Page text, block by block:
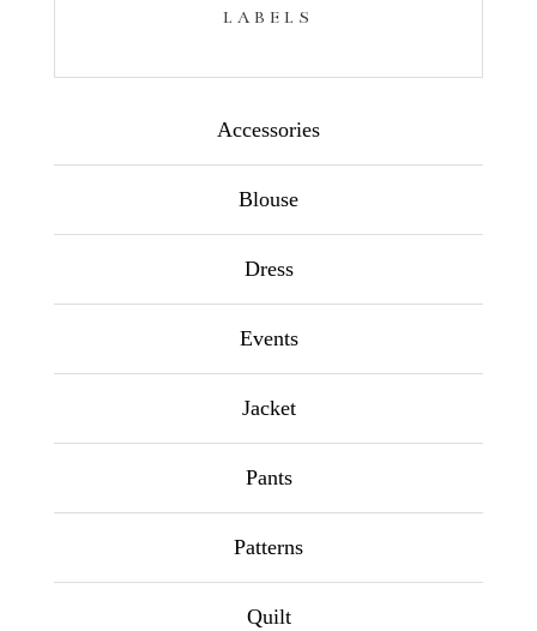
LABELS
Accessories
Blouse
Dress
Events
Jacket
Pants
Patterns
Quilt